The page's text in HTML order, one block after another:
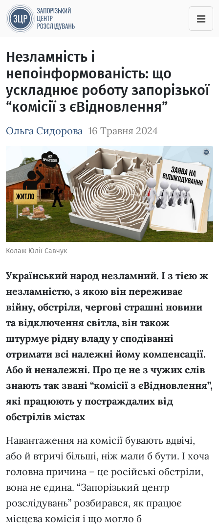
Незламність і
непоінформованість: що
ускладнює роботу запорізької
“комісії з єВідновлення”
Ольга Сидорова 16 Травня 2024
Зображення завантажується
Колаж Юлії Савчук
Український народ незламний. І з тією ж
незламністю, з якою він переживає
війну, обстріли, чергові страшні новини
та відключення світла, він також
штурмує рідну владу у сподіванні
отримати всі належні йому компенсації.
Або й неналежні. Про це не з чужих слів
знають так звані “комісії з єВідновлення”,
які працюють у постраждалих від
обстрілів містах
Навантаження на комісії бувають вдвічі,
або й втричі більші, ніж мали б бути. І хоча
головна причина – це російські обстріли,
вона не єдина. “Запорізький центр
розслідувань” розбирався, як працює
місцева комісія і що могло б